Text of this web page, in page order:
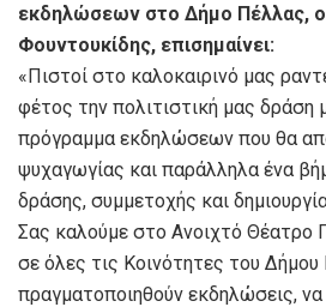
εκδηλώσεων στο Δήμο Πέλλας,
Φουντουκίδης, επισημαίνει:
«Πιστοί στο καλοκαιρινό μας
φέτος την πολιτιστική μας δράση
πρόγραμμα εκδηλώσεων που θα
ψυχαγωγίας και παράλληλα ένα
δράσης, συμμετοχής και
Σας καλούμε στο Ανοιχτό Θέατρο
σε όλες τις Κοινότητες του
πραγματοποιηθούν εκδηλώσεις,